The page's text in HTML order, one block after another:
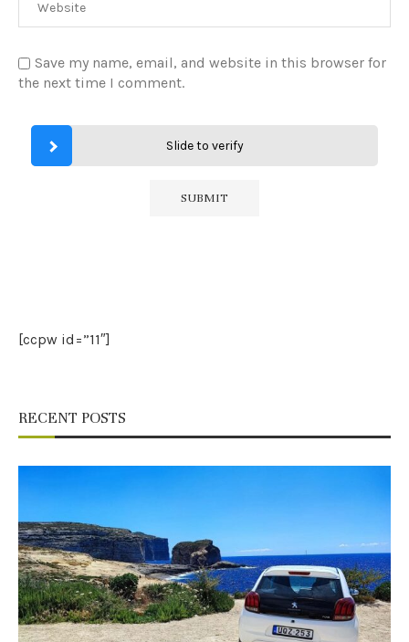
Save my name, email, and website in this browser for
the next time I comment.
Slide to verify
[ccpw id=”11″]
RECENT POSTS